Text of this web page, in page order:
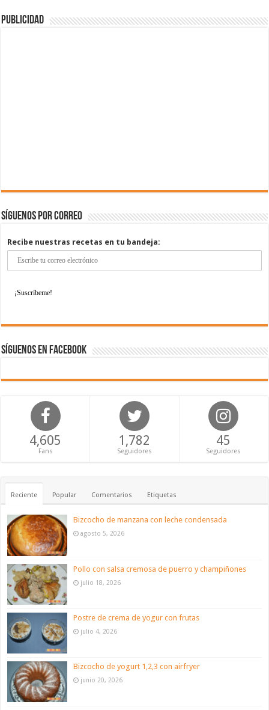
Publicidad
Síguenos por correo
Recibe nuestras recetas en tu bandeja:
Síguenos en Facebook
4,605
Fans
1,782
Seguidores
45
Seguidores
Reciente Popular Comentarios Etiquetas
Bizcocho de manzana con leche condensada
agosto 5, 2026
Pollo con salsa cremosa de puerro y champiñones
julio 18, 2026
Postre de crema de yogur con frutas
julio 4, 2026
Bizcocho de yogurt 1,2,3 con airfryer
junio 20, 2026